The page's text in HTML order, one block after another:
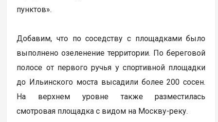
пунктов».
Добавим, что по соседству с площадками было
выполнено озеленение территории. По береговой
полосе от первого ручья у спортивной площадки
до Ильинского моста высадили более 200 сосен.
На верхнем уровне также разместилась
смотровая площадка с видом на Москву-реку.